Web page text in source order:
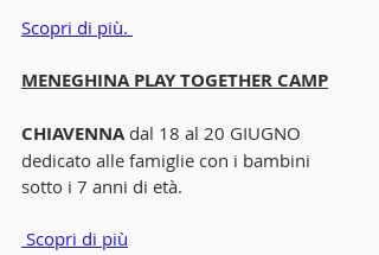
Scopri di più.
MENEGHINA PLAY TOGETHER CAMP
CHIAVENNA dal 18 al 20 GIUGNO
dedicato alle famiglie con i bambini
sotto i 7 anni di età.
Scopri di più